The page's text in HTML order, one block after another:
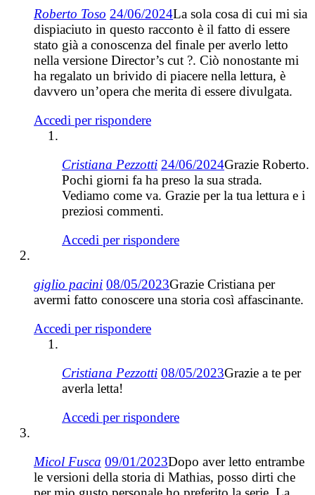
Roberto Toso 24/06/2024La sola cosa di cui mi sia
dispiaciuto in questo racconto è il fatto di essere
stato già a conoscenza del finale per averlo letto
nella versione Director’s cut ?. Ciò nonostante mi
ha regalato un brivido di piacere nella lettura, è
davvero un’opera che merita di essere divulgata.
Accedi per rispondere
Cristiana Pezzotti 24/06/2024Grazie Roberto.
Pochi giorni fa ha preso la sua strada.
Vediamo come va. Grazie per la tua lettura e i
preziosi commenti.
Accedi per rispondere
giglio pacini 08/05/2023Grazie Cristiana per
avermi fatto conoscere una storia così affascinante.
Accedi per rispondere
Cristiana Pezzotti 08/05/2023Grazie a te per
averla letta!
Accedi per rispondere
Micol Fusca 09/01/2023Dopo aver letto entrambe
le versioni della storia di Mathias, posso dirti che